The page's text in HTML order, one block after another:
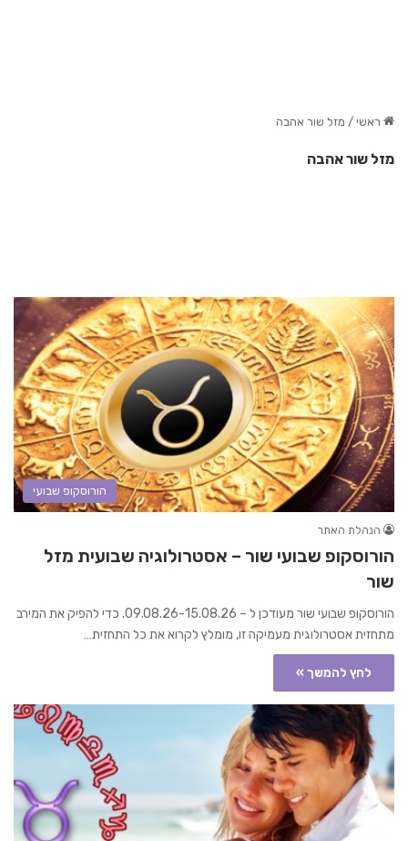
ראשי / מזל שור אהבה
מזל שור אהבה
הורוסקופ שבועי
הנהלת האתר
הורוסקופ שבועי שור – אסטרולוגיה שבועית מזל
שור
הורוסקופ שבועי שור מעודכן ל – 09.08.26-15.08.26. כדי להפיק את המירב
מתחזית אסטרולוגית מעמיקה זו, מומלץ לקרוא את כל התחזית…
לחץ להמשך »